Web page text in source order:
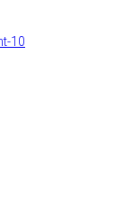
10